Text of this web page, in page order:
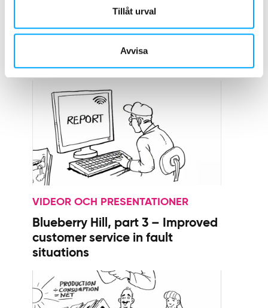
Tillåt urval
Avvisa
VIDEOR OCH PRESENTATIONER
Blueberry Hill, part 2 – Consumer
engagement
VIDEOR OCH PRESENTATIONER
Blueberry Hill, part 3 – Improved
customer service in fault
situations